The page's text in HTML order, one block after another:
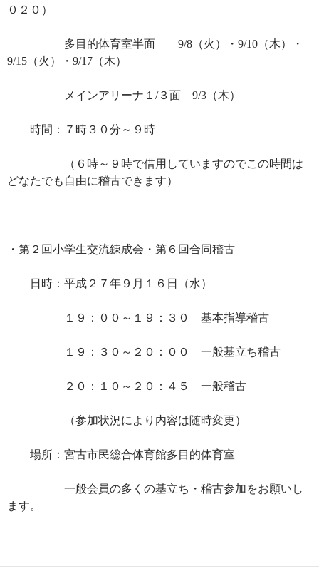
０２０）
多目的体育室半面 9/8（火）・9/10（木）・
9/15（火）・9/17（木）
メインアリーナ１/３面 9/3（木）
時間：７時３０分～９時
（６時～９時で借用していますのでこの時間は
どなたでも自由に稽古できます）
・第２回小学生交流錬成会・第６回合同稽古
日時：平成２７年９月１６日（水）
１９：００～１９：３０ 基本指導稽古
１９：３０～２０：００ 一般基立ち稽古
２０：１０～２０：４５ 一般稽古
（参加状況により内容は随時変更）
場所：宮古市民総合体育館多目的体育室
一般会員の多くの基立ち・稽古参加をお願いし
ます。